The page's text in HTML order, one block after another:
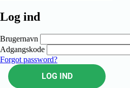
Log ind
Brugernavn
Adgangskode
Forgot password?